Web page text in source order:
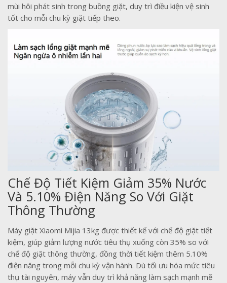
mùi hôi phát sinh trong buồng giặt, duy trì điều kiện vệ sinh
tốt cho mỗi chu kỳ giặt tiếp theo.
Chế Độ Tiết Kiệm Giảm 35% Nước
Và 5.10% Điện Năng So Với Giặt
Thông Thường
Máy giặt Xiaomi Mijia 13kg được thiết kế với chế độ giặt tiết
kiệm, giúp giảm lượng nước tiêu thụ xuống còn 35% so với
chế độ giặt thông thường, đồng thời tiết kiệm thêm 5.10%
điện năng trong mỗi chu kỳ vận hành. Dù tối ưu hóa mức tiêu
thụ tài nguyên, máy vẫn duy trì khả năng làm sạch mạnh mẽ